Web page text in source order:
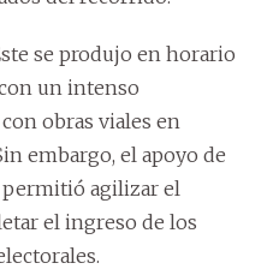
se produjo en horario
un intenso
obras viales en
embargo, el apoyo de
permitió agilizar el
el ingreso de los